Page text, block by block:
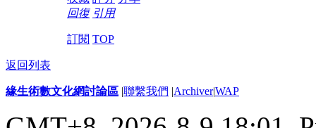
回復 引用
訂閱 TOP
返回列表
緣生術數文化網討論區 |聯繫我們 |Archiver|WAP